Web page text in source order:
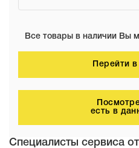
Все товары в наличии Вы
Перейти в
есть в
Специалисты сервиса